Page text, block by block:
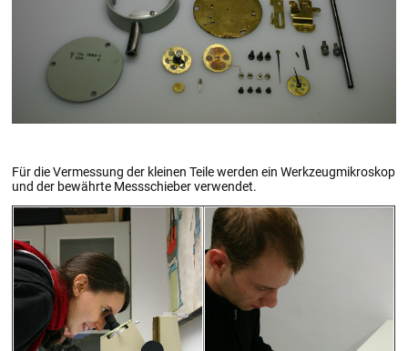
Für die Vermessung der kleinen Teile werden ein Werkzeugmikroskop
und der bewährte Messschieber verwendet.